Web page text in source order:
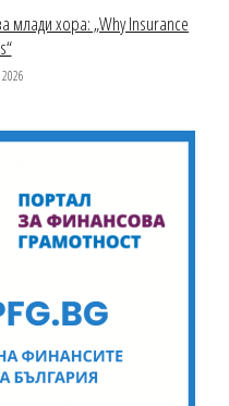
млади хора: „Why Insurance